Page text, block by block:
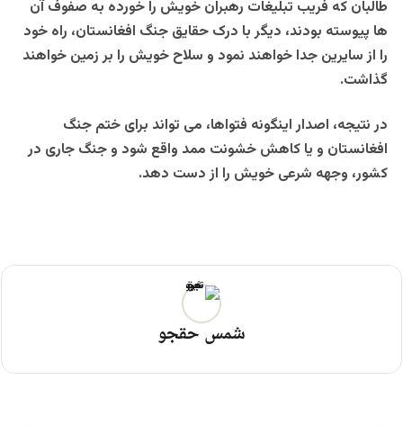
طالبان که فریب تبلیغات رهبران خویش را خورده به صفوف آن
ها پیوسته بودند، دیگر با درک حقایق جنگ افغانستان، راه خود
را از سایرین جدا خواهند نمود و سلاح خویش را بر زمین خواهند
گذاشت.
در نتیجه، اصدار اینگونه فتواها، می تواند برای ختم جنگ
افغانستان و یا کاهش خشونت ممد واقع شود و جنگ جاری در
کشور، وجهه شرعی خویش را از دست دهد.
شمس حقجو